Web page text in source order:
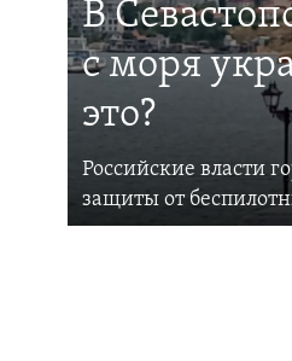
В
с моря
это?
Российские власти
защиты от